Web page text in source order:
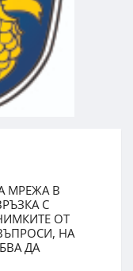
МРЕЖА В
С
ОТ
НА
ДА